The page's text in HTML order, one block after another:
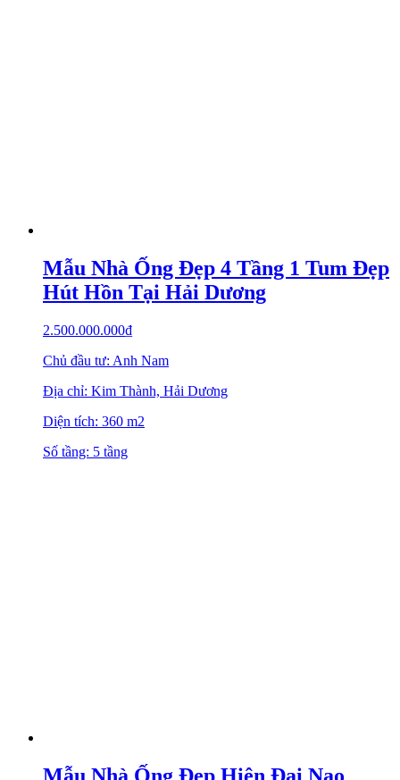
Mẫu Nhà Ống Đẹp 4 Tầng 1 Tum Đẹp
Hút Hồn Tại Hải Dương
2.500.000.000₫
Chủ đầu tư: Anh Nam
Địa chỉ: Kim Thành, Hải Dương
Diện tích: 360 m2
Số tầng: 5 tầng
Mẫu Nhà Ống Đẹp Hiện Đại Nao